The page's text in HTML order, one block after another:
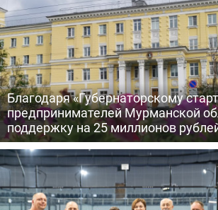
Благодаря «Губернаторскому
предпринимателей Мурманской
поддержку на 25 миллионов